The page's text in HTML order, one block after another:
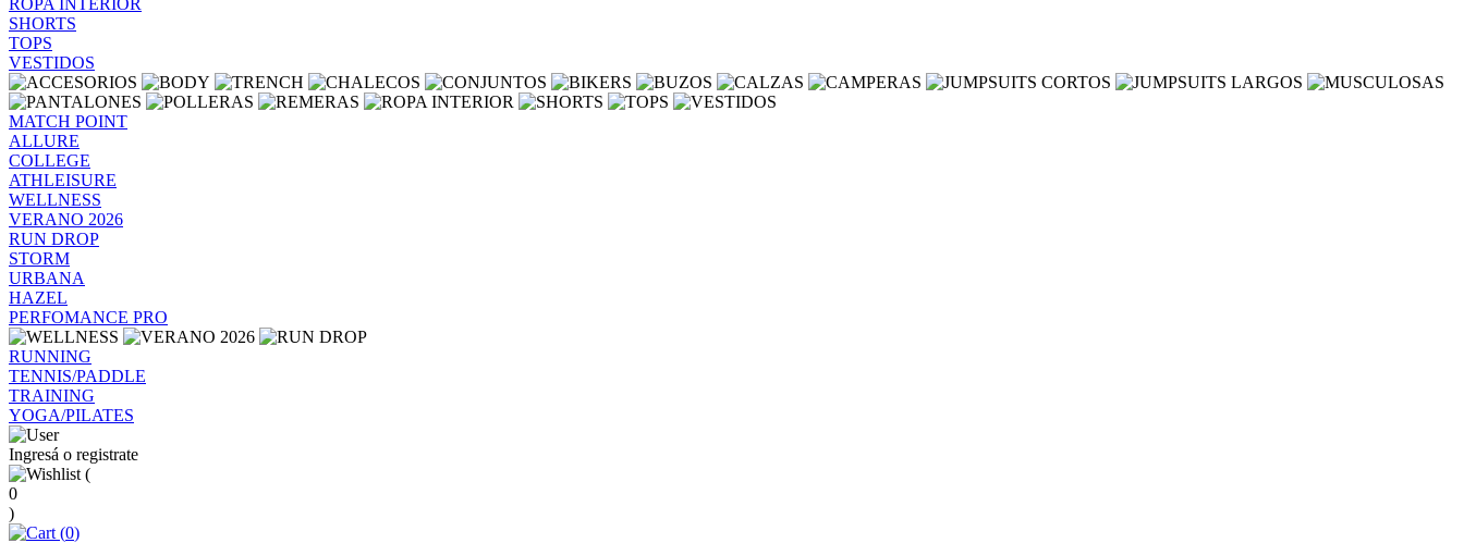
ROPA INTERIOR
SHORTS
TOPS
VESTIDOS
MATCH POINT
ALLURE
COLLEGE
ATHLEISURE
WELLNESS
VERANO 2026
RUN DROP
STORM
URBANA
HAZEL
PERFOMANCE PRO
RUNNING
TENNIS/PADDLE
TRAINING
YOGA/PILATES
Ingresá o registrate
(
0
)
(0)